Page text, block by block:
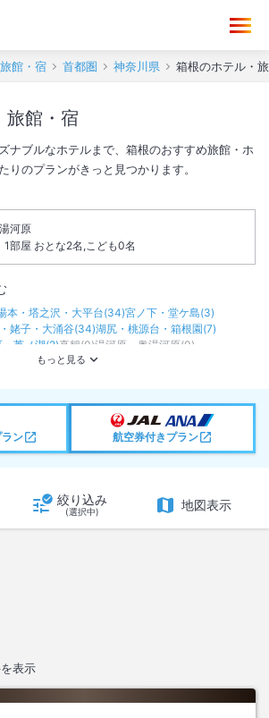
館・宿 首都圏 神奈川県 箱根のホテル・
旅館・宿
ナブルなホテルまで、箱根のおすすめ旅館・ホ
りのプランがきっと見つかります。
河原
1部屋 おとな2名,こども0名
本・塔之沢・大平台(34)宮ノ下・堂ケ島(3)
姥子・大涌谷(34)湖尻・桃源台・箱根園(7)
・芦ノ湖(2)真鶴(0)湯河原・奥湯河原(0)
ン 航空券付きプラン
絞り込み
(選択中) 地図表示
表示